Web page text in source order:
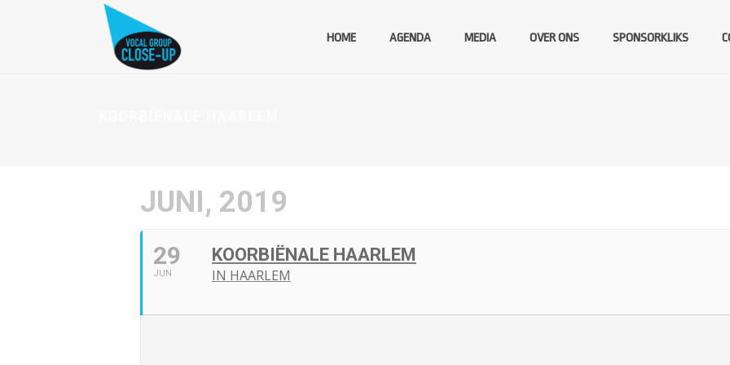
HOME AGENDA MEDIA OVER ONS SPONSORKLIKS
JUNI, 2019
29
JUN
KOORBIËNALE HAARLEM
IN HAARLEM